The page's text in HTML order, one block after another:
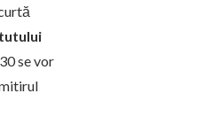
se vor